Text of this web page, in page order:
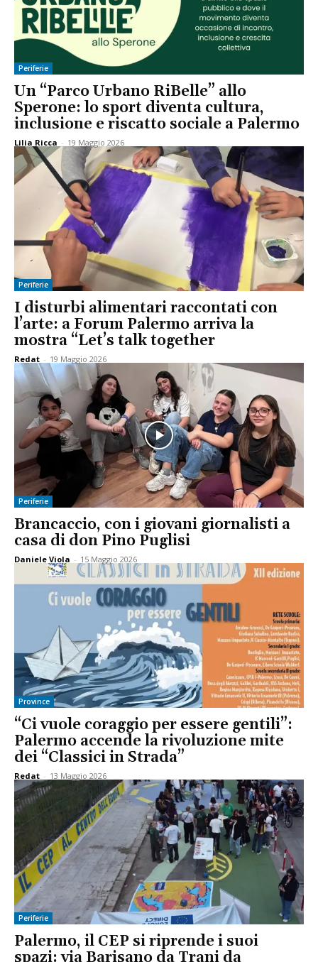
Periferie
Un “Parco Urbano RiBelle” allo
Sperone: lo sport diventa cultura,
inclusione e riscatto sociale a Palermo
Lilia Ricca - 19 Maggio 2026
Periferie
I disturbi alimentari raccontati con
l’arte: a Forum Palermo arriva la
mostra “Let’s talk together
Redat - 19 Maggio 2026
Periferie
Brancaccio, con i giovani giornalisti a
casa di don Pino Puglisi
Daniele Viola - 15 Maggio 2026
Province
“Ci vuole coraggio per essere gentili”:
Palermo accende la rivoluzione mite
dei “Classici in Strada”
Redat - 13 Maggio 2026
Periferie
Palermo, il CEP si riprende i suoi
spazi: via Barisano da Trani da